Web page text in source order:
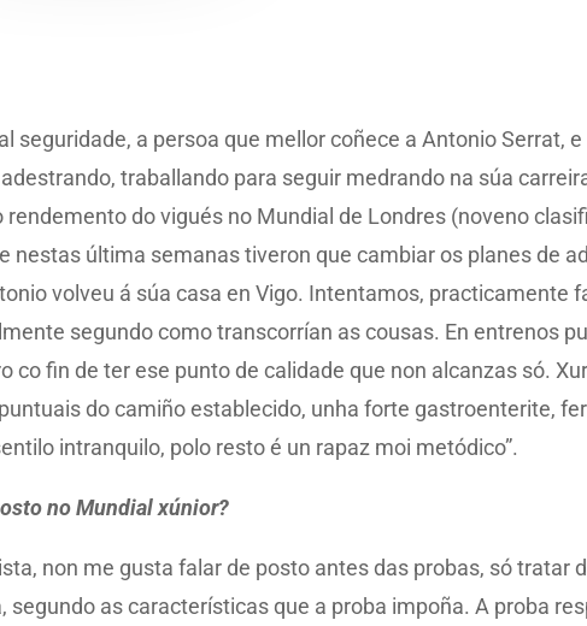
seguridade, a persoa que mellor coñece a Antonio Serrat,
traballando para seguir medrando na súa
do vigués no Mundial de Londres (noveno
nestas última semanas tiveron que cambiar os planes de
volveu á súa casa en Vigo. Intentamos, practicamente
segundo como transcorrían as cousas. En entrenos
co fin de ter ese punto de calidade que non alcanzas só.
do camiño establecido, unha forte gastroenterite,
intranquilo, polo resto é un rapaz moi metódico”.
no Mundial xúnior?
non me gusta falar de posto antes das probas, só tratar
as características que a proba impoña. A proba